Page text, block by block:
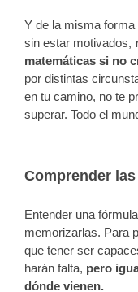
Y de la misma
sin estar motivados,
matemáticas si no
por distintas
en tu camino, no te
superar. Todo el
Comprender
Entender una
memorizarlas. Para
que tener ser
harán falta, pero
dónde vienen.